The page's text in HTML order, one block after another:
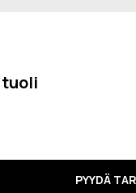
tuoli
PYYDÄ